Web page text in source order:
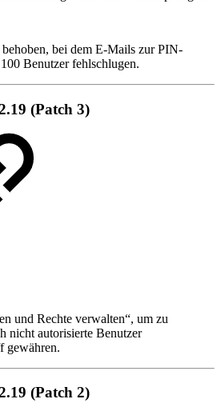
bei dem E-Mails zur PIN-
Benutzer fehlschlugen.
(Patch 3)
und Rechte verwalten“, um zu
nicht autorisierte Benutzer
gewähren.
(Patch 2)